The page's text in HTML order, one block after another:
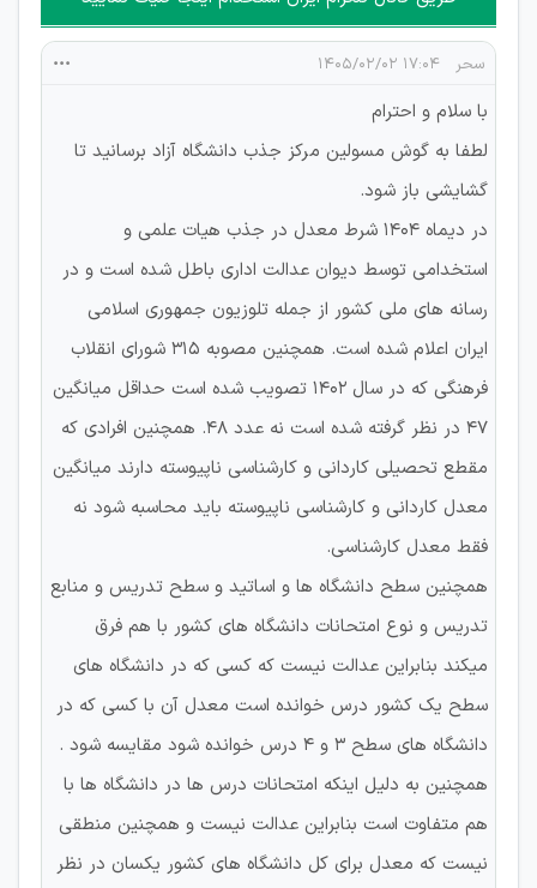
سحر ۱۷:۰۴ ۱۴۰۵/۰۲/۰۲
با سلام و احترام
لطفا به گوش مسولین مرکز جذب دانشگاه آزاد برسانید تا
گشایشی باز شود.
در دیماه ۱۴۰۴ شرط معدل در جذب هیات علمی و
استخدامی توسط دیوان عدالت اداری باطل شده است و در
رسانه های ملی کشور از جمله تلوزیون جمهوری اسلامی
ایران اعلام شده است. همچنین مصوبه ۳۱۵ شورای انقلاب
فرهنگی که در سال ۱۴۰۲ تصویب شده است حداقل میانگین
۴۷ در نظر گرفته شده است نه عدد ۴۸. همچنین افرادی که
مقطع تحصیلی کاردانی و کارشناسی ناپیوسته دارند میانگین
معدل کاردانی و کارشناسی ناپیوسته باید محاسبه شود نه
فقط معدل کارشناسی.
همچنین سطح دانشگاه ها و اساتید و سطح تدریس و منابع
تدریس و نوع امتحانات دانشگاه های کشور با هم فرق
میکند بنابراین عدالت نیست که کسی که در دانشگاه های
سطح یک کشور درس خوانده است معدل آن با کسی که در
دانشگاه های سطح ۳ و ۴ درس خوانده شود مقایسه شود .
همچنین به دلیل اینکه امتحانات درس ها در دانشگاه ها با
هم متفاوت است بنابراین عدالت نیست و همچنین منطقی
نیست که معدل برای کل دانشگاه های کشور یکسان در نظر